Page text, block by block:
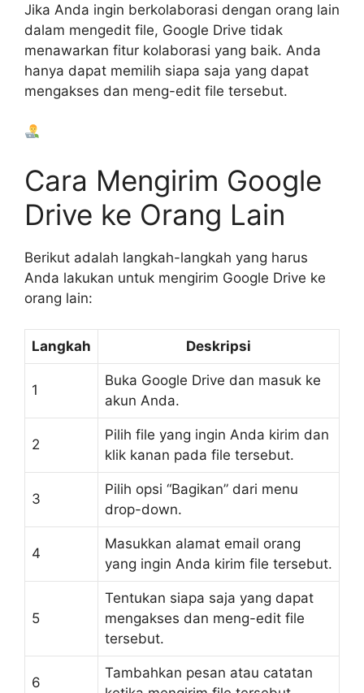
Jika Anda ingin berkolaborasi dengan orang lain
dalam mengedit file, Google Drive tidak
menawarkan fitur kolaborasi yang baik. Anda
hanya dapat memilih siapa saja yang dapat
mengakses dan meng-edit file tersebut.
Cara Mengirim Google
Drive ke Orang Lain
Berikut adalah langkah-langkah yang harus
Anda lakukan untuk mengirim Google Drive ke
orang lain:
Langkah Deskripsi
1
Buka Google Drive dan masuk ke
akun Anda.
2
Pilih file yang ingin Anda kirim dan
klik kanan pada file tersebut.
3
Pilih opsi “Bagikan” dari menu
drop-down.
4
Masukkan alamat email orang
yang ingin Anda kirim file tersebut.
5
Tentukan siapa saja yang dapat
mengakses dan meng-edit file
tersebut.
6
Tambahkan pesan atau catatan